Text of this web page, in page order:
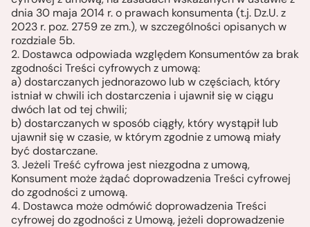
dnia 30 maja 2014 r. o prawach konsumenta (t.j. Dz.U. z
2023 r. poz. 2759 ze zm.), w szczególności opisanych w
rozdziale 5b.
2. Dostawca odpowiada względem Konsumentów za brak
zgodności Treści cyfrowych z umową:
a) dostarczanych jednorazowo lub w częściach, który
istniał w chwili ich dostarczenia i ujawnił się w ciągu
dwóch lat od tej chwili;
b) dostarczanych w sposób ciągły, który wystąpił lub
ujawnił się w czasie, w którym zgodnie z umową miały
być dostarczane.
3. Jeżeli Treść cyfrowa jest niezgodna z umową,
Konsument może żądać doprowadzenia Treści cyfrowej
do zgodności z umową.
4. Dostawca może odmówić doprowadzenia Treści
cyfrowej do zgodności z Umową, jeżeli doprowadzenie